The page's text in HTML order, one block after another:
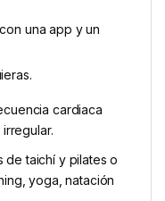
una app y un
cardiaca
de taichí y pilates o
yoga, natación